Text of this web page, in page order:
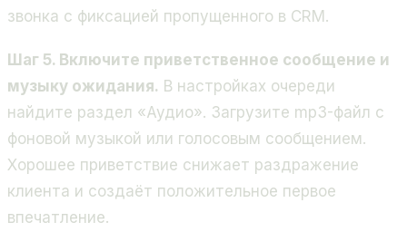
звонка с фиксацией пропущенного в CRM.
Шаг 5. Включите приветственное сообщение и
музыку ожидания. В настройках очереди
найдите раздел «Аудио». Загрузите mp3-файл с
фоновой музыкой или голосовым сообщением.
Хорошее приветствие снижает раздражение
клиента и создаёт положительное первое
впечатление.